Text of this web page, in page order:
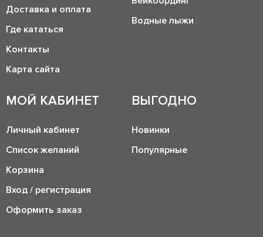
Доставка и оплата
Где кататься
Контакты
Карта сайта
Водные лыжи
МОЙ КАБИНЕТ
Личный кабинет
Список желаний
Корзина
Вход / регистрация
Оформить заказ
ВЫГОДНО
Новинки
Популярные